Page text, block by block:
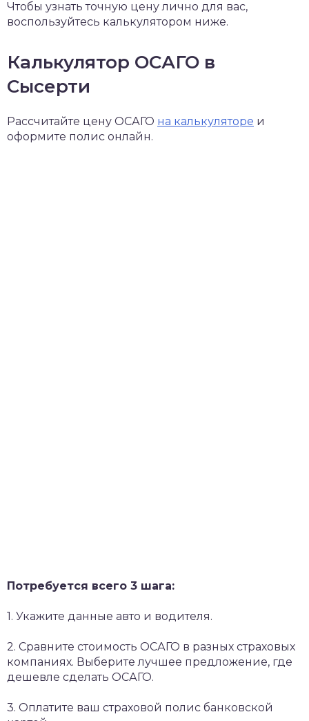
Чтобы узнать точную цену лично для вас,
воспользуйтесь калькулятором ниже.
Калькулятор ОСАГО в
Сысерти
Рассчитайте цену ОСАГО на калькуляторе и
оформите полис онлайн.
Потребуется всего 3 шага:
1. Укажите данные авто и водителя.
2. Сравните стоимость ОСАГО в разных страховых
компаниях. Выберите лучшее предложение, где
дешевле сделать ОСАГО.
3. Оплатите ваш страховой полис банковской